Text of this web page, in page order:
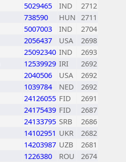
5029465 IND
2712
738590 HUN 2711
5007003 IND
2704
2056437 USA
2698
25092340 IND
2693
12539929 IRI
2692
2040506 USA
2692
1039784 NED
2692
24126055 FID
2691
24175439 FID
2687
24133795 SRB
2686
14102951 UKR
2682
14203987 UZB
2681
1226380 ROU
2674